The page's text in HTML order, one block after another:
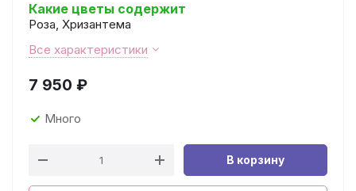
Какие цветы содержит
Роза, Хризантема
Все характеристики
7 950 ₽
Много
В корзину